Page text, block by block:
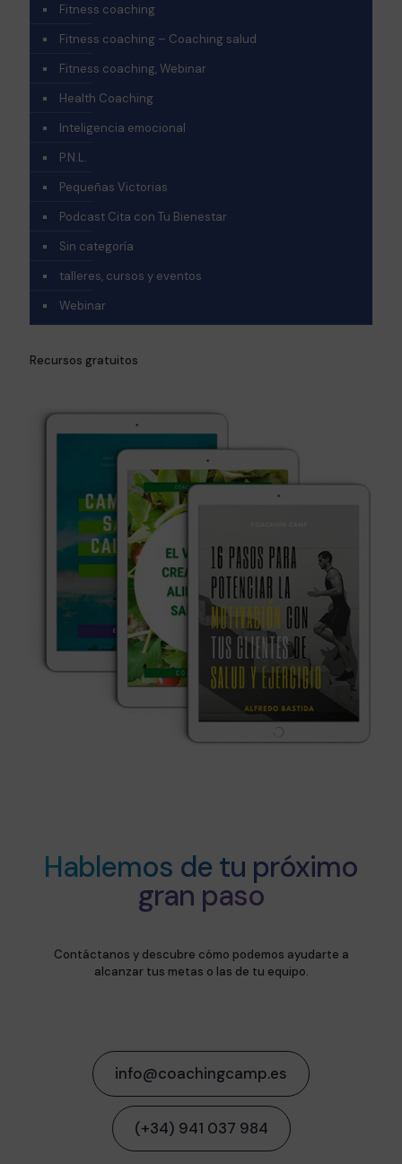
Fitness coaching
Fitness coaching – Coaching salud
Fitness coaching, Webinar
Health Coaching
Inteligencia emocional
P.N.L.
Pequeñas Victorias
Podcast Cita con Tu Bienestar
Sin categoría
talleres, cursos y eventos
Webinar
Recursos gratuitos
Hablemos de tu próximo
gran paso
Contáctanos y descubre cómo podemos ayudarte a
alcanzar tus metas o las de tu equipo.
info@coachingcamp.es
(+34) 941 037 984